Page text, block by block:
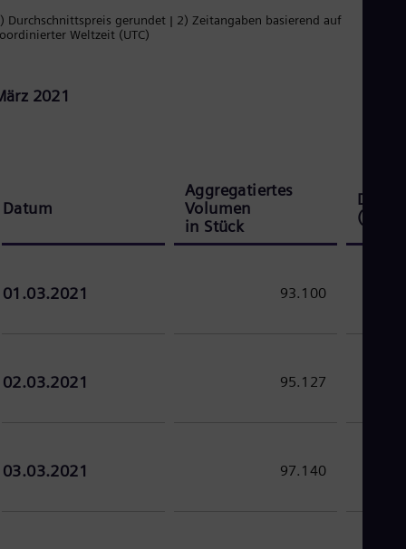
Durchschnittspreis gerundet | 2) Zeitangaben basierend auf
Weltzeit (UTC)
2021
Datum
Aggregatiertes
Volumen
in Stück
(EUR)
01.03.2021 93.100
02.03.2021 95.127
03.03.2021 97.140